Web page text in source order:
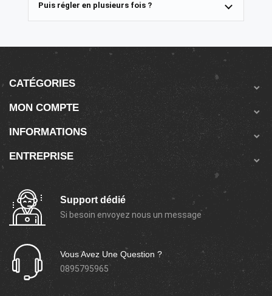
Puis régler en plusieurs fois ?
CATÉGORIES 
MON COMPTE 
INFORMATIONS 
ENTREPRISE 
Support dédié
Si besoin envoyez nous un message
Vous Avez Une Question ?
0895795965